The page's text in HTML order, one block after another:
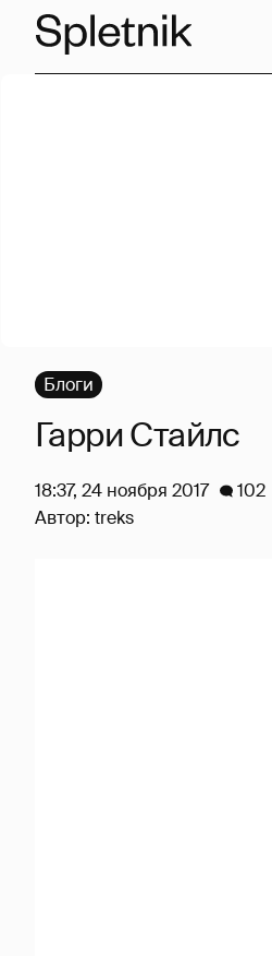
Блоги
Гарри Стайлс
18:37, 24 ноября 2017
102
Автор: treks